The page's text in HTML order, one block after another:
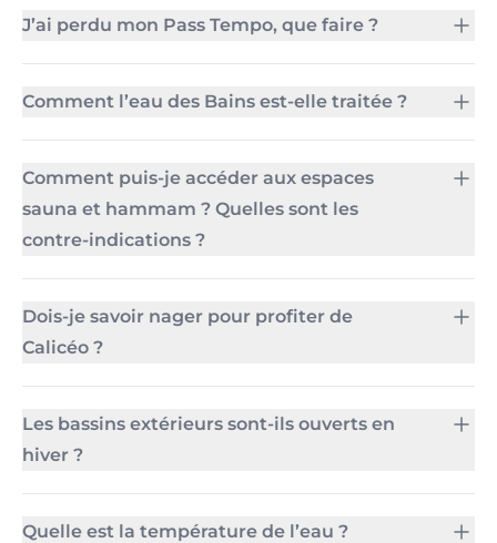
J’ai perdu mon Pass Tempo, que faire ?
Comment l’eau des Bains est-elle traitée ?
Comment puis-je accéder aux espaces
sauna et hammam ? Quelles sont les
contre-indications ?
Dois-je savoir nager pour profiter de
Calicéo ?
Les bassins extérieurs sont-ils ouverts en
hiver ?
Quelle est la température de l’eau ?